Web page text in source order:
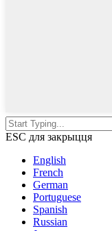
ESC для закрыцця
English
French
German
Portuguese
Spanish
Russian